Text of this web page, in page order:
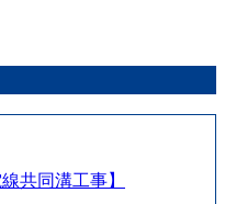
共同溝工事】